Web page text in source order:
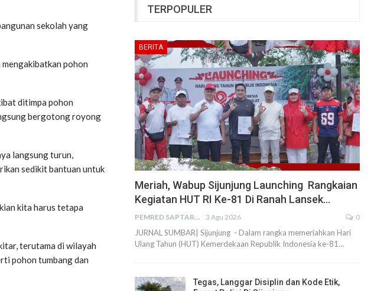
sekolah yang
pohon
ditimpa pohon
bergotong royong
langsung turun,
sedikit bantuan untuk
kita harus tetapa
terutama di wilayah
pohon tumbang dan
TERPOPULER
BERITA
Meriah, Wabup Sijunjung Launching Rangkaian
Kegiatan HUT RI Ke-81 Di Ranah Lansek…
PEMRED SAPTARIUS 3 Agu 2026 0
JURNAL SUMBAR| Sijunjung - Dalam rangka memeriahkan Hari
Ulang Tahun (HUT) Kemerdekaan Republik Indonesia ke-81…
Tegas, Langgar Disiplin dan Kode Etik,